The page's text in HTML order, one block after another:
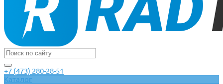
+7 (473) 280-28-51
Каталог